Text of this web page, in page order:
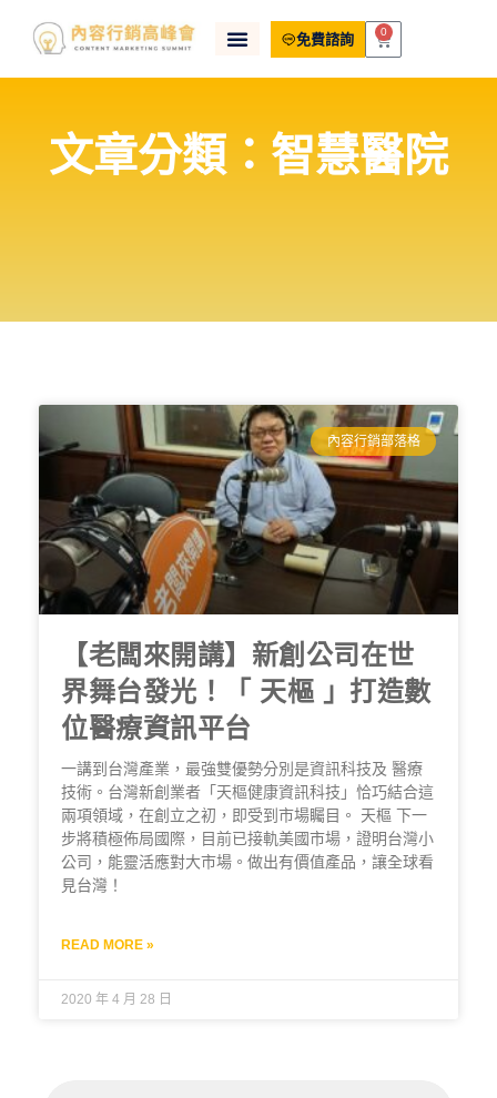
免費諮詢 0
文章分類：智慧醫院
內容行銷部落格
【老闆來開講】新創公司在世
界舞台發光！「 天樞 」打造數
位醫療資訊平台
一講到台灣產業，最強雙優勢分別是資訊科技及 醫療
技術。台灣新創業者「天樞健康資訊科技」恰巧結合這
兩項領域，在創立之初，即受到市場矚目。 天樞 下一
步將積極佈局國際，目前已接軌美國市場，證明台灣小
公司，能靈活應對大市場。做出有價值產品，讓全球看
見台灣！
READ MORE »
2020 年 4 月 28 日